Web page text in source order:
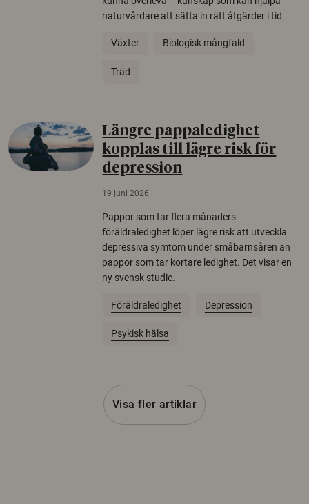
naturvårdare att sätta in rätt åtgärder i tid.
Växter Biologisk mångfald
Träd
Längre pappaledighet
kopplas till lägre risk för
depression
19 juni 2026
Pappor som tar flera månaders
föräldraledighet löper lägre risk att utveckla
depressiva symtom under småbarnsåren än
pappor som tar kortare ledighet. Det visar en
ny svensk studie.
Föräldraledighet Depression
Psykisk hälsa
Visa fler artiklar